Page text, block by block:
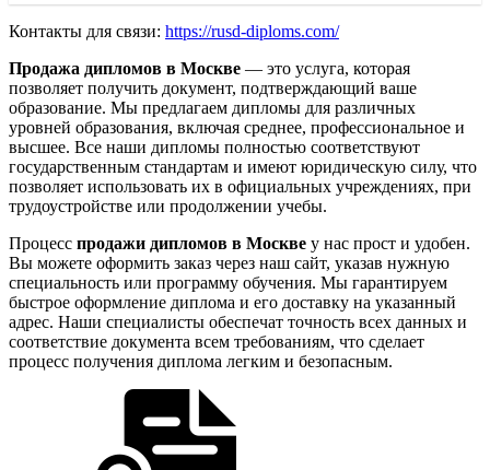
Контакты для связи: https://rusd-diploms.com/
Продажа дипломов в Москве — это услуга, которая
позволяет получить документ, подтверждающий ваше
образование. Мы предлагаем дипломы для различных
уровней образования, включая среднее, профессиональное и
высшее. Все наши дипломы полностью соответствуют
государственным стандартам и имеют юридическую силу, что
позволяет использовать их в официальных учреждениях, при
трудоустройстве или продолжении учебы.
Процесс продажи дипломов в Москве у нас прост и удобен.
Вы можете оформить заказ через наш сайт, указав нужную
специальность или программу обучения. Мы гарантируем
быстрое оформление диплома и его доставку на указанный
адрес. Наши специалисты обеспечат точность всех данных и
соответствие документа всем требованиям, что сделает
процесс получения диплома легким и безопасным.